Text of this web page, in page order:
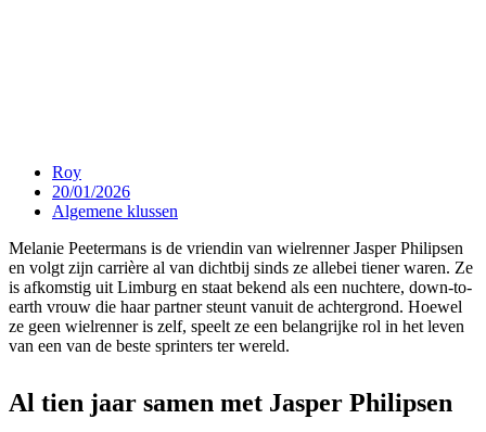
Roy
20/01/2026
Algemene klussen
Melanie Peetermans is de vriendin van wielrenner Jasper Philipsen
en volgt zijn carrière al van dichtbij sinds ze allebei tiener waren. Ze
is afkomstig uit Limburg en staat bekend als een nuchtere, down-to-
earth vrouw die haar partner steunt vanuit de achtergrond. Hoewel
ze geen wielrenner is zelf, speelt ze een belangrijke rol in het leven
van een van de beste sprinters ter wereld.
Al tien jaar samen met Jasper Philipsen